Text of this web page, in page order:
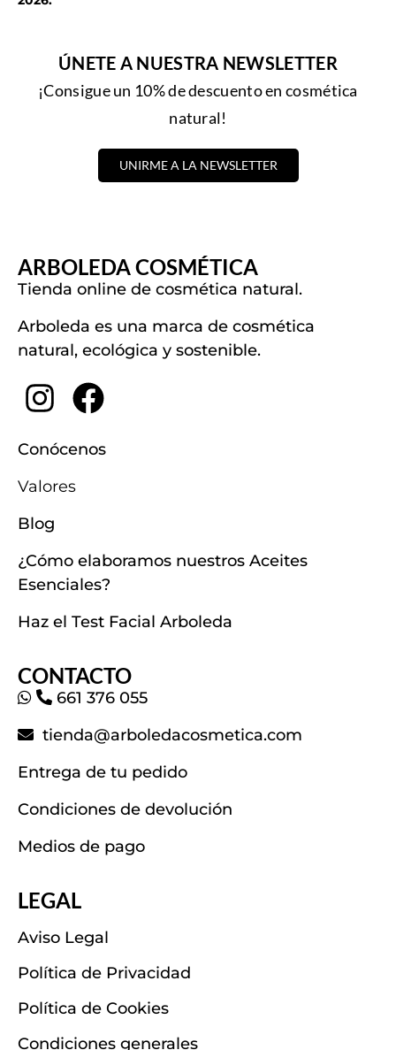
ÚNETE A NUESTRA NEWSLETTER
¡Consigue un 10% de descuento en cosmética
natural!
UNIRME A LA NEWSLETTER
ARBOLEDA COSMÉTICA
Tienda online de cosmética natural.
Arboleda es una marca de cosmética
natural, ecológica y sostenible.
Conócenos
Valores
Blog
¿Cómo elaboramos nuestros Aceites
Esenciales?
Haz el Test Facial Arboleda
CONTACTO
661 376 055
tienda@arboledacosmetica.com
Entrega de tu pedido
Condiciones de devolución
Medios de pago
LEGAL
Aviso Legal
Política de Privacidad
Política de Cookies
Condiciones generales